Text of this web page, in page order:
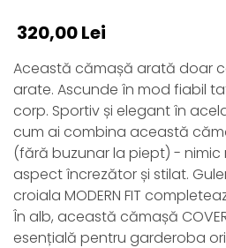
320,00 Lei
Această cămașă arată doar
arate. Ascunde în mod fiabil
corp. Sportiv și elegant în
cum ai combina această
(fără buzunar la piept) - nimic
aspect încrezător și stilat.
croiala MODERN FIT
În alb, această cămașă
esențială pentru garderoba